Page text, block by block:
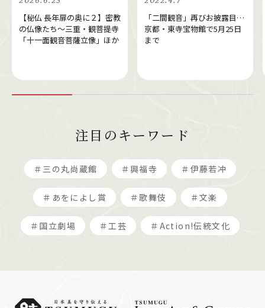
【秘仏 長年扉の奥に２】密教
の仏像たち～三重・観菩提寺
「十一面観音菩薩立像」ほか
「二間観音」再びお披露目…
京都・東寺宝物館で5月25日
まで
注目のキーワード
＃三の丸尚蔵館 ＃興福寺 ＃伊藤若冲
＃あをによし賞 ＃歌舞伎 ＃文楽
＃国立劇場 ＃工芸 ＃Action!伝統文化